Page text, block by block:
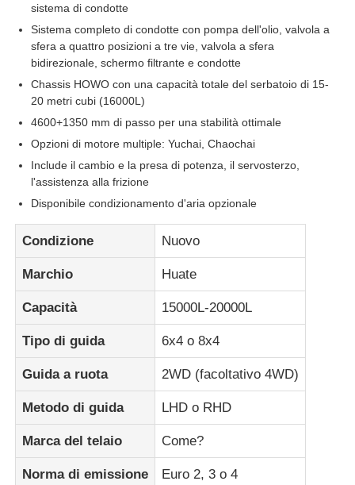
sistema di condotte
Sistema completo di condotte con pompa dell'olio, valvola a
sfera a quattro posizioni a tre vie, valvola a sfera
bidirezionale, schermo filtrante e condotte
Chassis HOWO con una capacità totale del serbatoio di 15-
20 metri cubi (16000L)
4600+1350 mm di passo per una stabilità ottimale
Opzioni di motore multiple: Yuchai, Chaochai
Include il cambio e la presa di potenza, il servosterzo,
l'assistenza alla frizione
Disponibile condizionamento d'aria opzionale
Condizione Nuovo
Marchio Huate
Capacità 15000L-20000L
Tipo di guida 6x4 o 8x4
Guida a ruota 2WD (facoltativo 4WD)
Metodo di guida LHD o RHD
Marca del telaio Come?
Norma di emissione Euro 2, 3 o 4